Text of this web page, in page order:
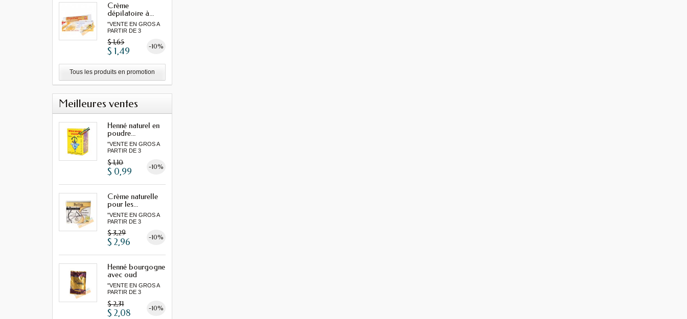
Crème
dépilatoire à...
"VENTE EN GROS A
PARTIR DE 3
$ 1,65 -10%
$ 1,49
Tous les produits en promotion
Meilleures ventes
Henné naturel en
poudre...
"VENTE EN GROS A
PARTIR DE 3
$ 1,10 -10%
$ 0,99
Crème naturelle
pour les...
"VENTE EN GROS A
PARTIR DE 3
$ 3,29 -10%
$ 2,96
Henné bourgogne
avec oud
"VENTE EN GROS A
PARTIR DE 3
$ 2,31 -10%
$ 2,08